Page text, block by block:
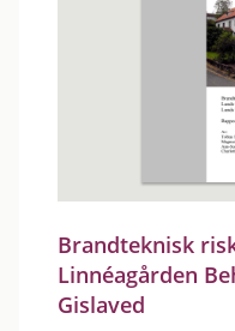
Brandteknisk
Linnéagården
Gislaved